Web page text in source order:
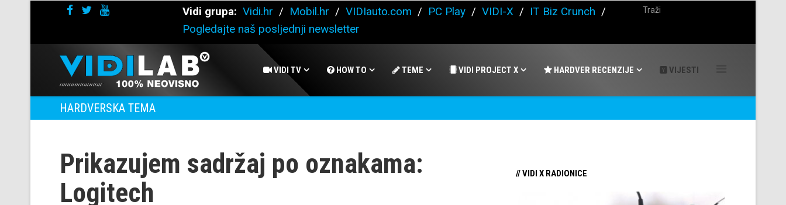
Vidi grupa: Vidi.hr / Mobil.hr / VIDIauto.com / PC Play / VIDI-X / IT Biz Crunch /
Pogledajte naš posljednji newsletter
VIDI TV HOW TO TEME VIDI PROJECT X HARDVER RECENZIJE VIJESTI
HARDVERSKA TEMA
Prikazujem sadržaj po oznakama:
Logitech
// VIDI X RADIONICE